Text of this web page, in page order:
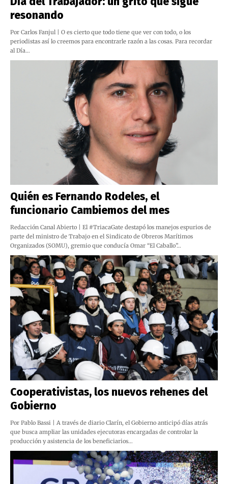
resonando
Por Carlos Fanjul | O es cierto que todo tiene que ver con todo, o los
periodistas así lo creemos para encontrarle razón a las cosas. Para recordar
al Día…
Quién es Fernando Rodeles, el
funcionario Cambiemos del mes
Redacción Canal Abierto | El #TriacaGate destapó los manejos espurios de
parte del ministro de Trabajo en el Sindicato de Obreros Marítimos
Organizados (SOMU), gremio que conducía Omar “El Caballo”…
Cooperativistas, los nuevos rehenes del
Gobierno
Por Pablo Bassi | A través de diario Clarín, el Gobierno anticipó días atrás
que busca ampliar las unidades ejecutoras encargadas de controlar la
producción y asistencia de los beneficiarios…